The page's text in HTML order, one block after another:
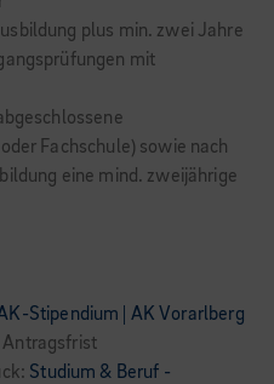
plus min. zwei Jahre
mit
Fachschule) sowie nach
eine mind. zweijährige
Stipendium | AK Vorarlberg
Antragsfrist
Studium & Beruf -